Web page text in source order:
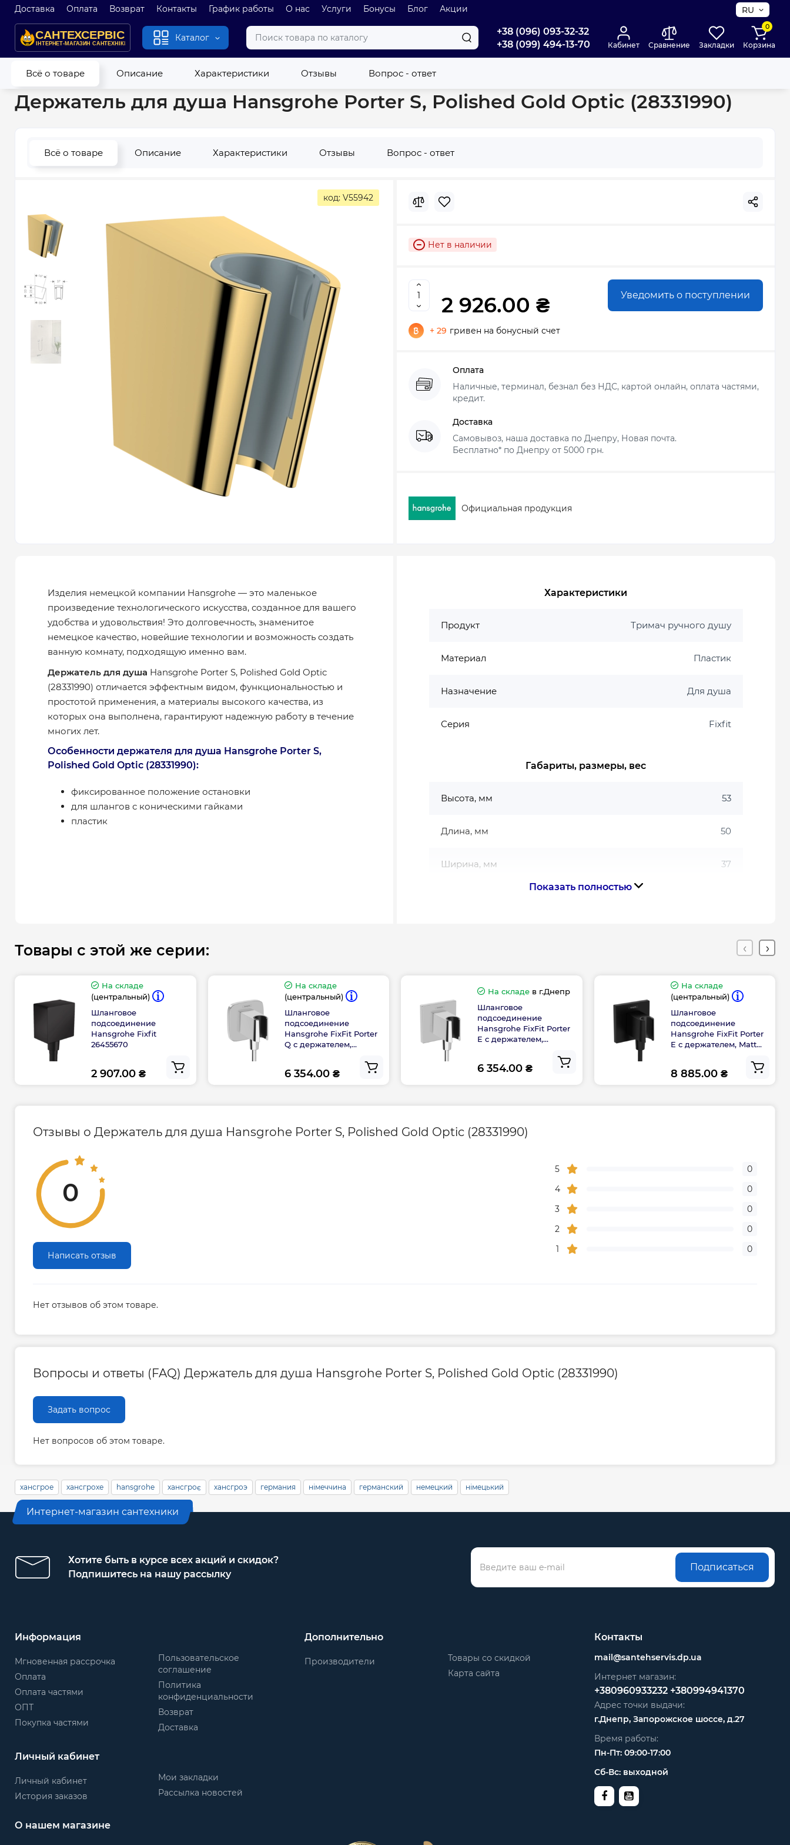
Доставка Оплата Возврат Контакты График работы О нас Услуги Бонусы Блог Акции RU
Каталог
+38 (096) 093-32-32
+38 (099) 494-13-70
Кабинет Сравнение Закладки
0
Корзина
Всё о товаре Описание Характеристики Отзывы Вопрос - ответ
Главная Новые Держатель для душа Hansgrohe Porter S, Polished Gold Optic (28331990)
Держатель для душа Hansgrohe Porter S, Polished Gold Optic (28331990)
Всё о товаре Описание Характеристики Отзывы Вопрос - ответ
код: V55942
Нет в наличии
2 926.00 ₴ Уведомить о поступлении
+ 29 гривен на бонусный счет
Оплата
Наличные, терминал, безнал без НДС, картой онлайн, оплата частями,
кредит.
Доставка
Самовывоз, наша доставка по Днепру, Новая почта.
Бесплатно* по Днепру от 5000 грн.
Официальная продукция
Изделия немецкой компании Hansgrohe — это маленькое
произведение технологического искусства, созданное для вашего
удобства и удовольствия! Это долговечность, знаменитое
немецкое качество, новейшие технологии и возможность создать
ванную комнату, подходящую именно вам.
Держатель для душа Hansgrohe Porter S, Polished Gold Optic
(28331990) отличается эффектным видом, функциональностью и
простотой применения, а материалы высокого качества, из
которых она выполнена, гарантируют надежную работу в течение
многих лет.
Особенности держателя для душа Hansgrohe Porter S,
Polished Gold Optic (28331990):
фиксированное положение остановки
для шлангов с коническими гайками
пластик
Характеристики
Продукт Тримач ручного душу
Материал Пластик
Назначение Для душа
Серия Fixfit
Габариты, размеры, вес
Высота, мм 53
Длина, мм 50
Ширина, мм 37
Показать полностью
Товары с этой же серии:
На складе
(центральный)
Шланговое
подсоединение
Hansgrohe Fixfit
26455670
2 907.00 ₴
На складе
(центральный)
Шланговое
подсоединение
Hansgrohe FixFit Porter
Q с держателем,
6 354.00 ₴
На складе в г.Днепр
Шланговое
подсоединение
Hansgrohe FixFit Porter
E с держателем,
6 354.00 ₴
На складе
(центральный)
Шланговое
подсоединение
Hansgrohe FixFit Porter
E с держателем, Matt
8 885.00 ₴
Отзывы о Держатель для душа Hansgrohe Porter S, Polished Gold Optic (28331990)
0
Написать отзыв
5
0
4
0
3
0
2
0
1
0
Нет отзывов об этом товаре.
Вопросы и ответы (FAQ) Держатель для душа Hansgrohe Porter S, Polished Gold Optic (28331990)
Задать вопрос
Нет вопросов об этом товаре.
хансгрое хансгрохе hansgrohe хансгроє хансгроэ германия німеччина германский немецкий німецький
Интернет-магазин сантехники
Хотите быть в курсе всех акций и скидок?
Подпишитесь на нашу рассылку
Подписаться
Информация
Мгновенная рассрочка
Оплата
Оплата частями
ОПТ
Покупка частями
Пользовательское
соглашение
Политика
конфиденциальности
Возврат
Доставка
Дополнительно
Производители
Товары со скидкой
Карта сайта
Личный кабинет
Личный кабинет
История заказов
Мои закладки
Рассылка новостей
Контакты
mail@santehservis.dp.ua
Интернет магазин:
+380960933232 +380994941370
Адрес точки выдачи:
г.Днепр, Запорожское шоссе, д.27
Время работы:
Пн-Пт: 09:00-17:00
Сб-Вс: выходной
О нашем магазине